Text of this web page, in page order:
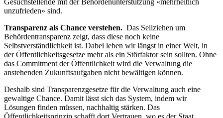
Gesuchstellende mit der Behördenunterstützung «mehrheitlich
unzufrieden» sind.
Transparenz als Chance verstehen. Das Seilziehen um
Behördentransparenz zeigt, dass diese noch keine
Selbstverständlichkeit ist. Dabei leben wir längst in einer Welt, in
der Öffentlichkeitsgesetze mehr als ein Störfaktor sein sollten. Ohne
das Commitment der Öffentlichkeit wird die Verwaltung die
anstehenden Zukunftsaufgaben nicht bewältigen können.
Deshalb sind Transparenzgesetze für die Verwaltung auch eine
gewaltige Chance. Damit lässt sich das System, indem wir
Lösungen finden müssen, nachhaltig stärken. Das